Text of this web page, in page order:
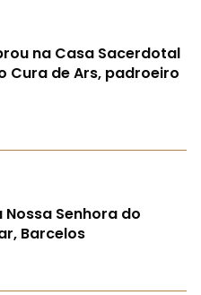
na Casa Sacerdotal
Cura de Ars, padroeiro
Senhora do
Barcelos